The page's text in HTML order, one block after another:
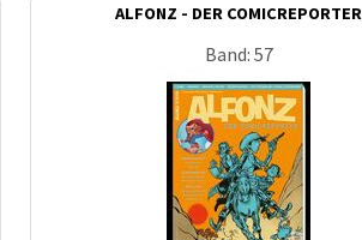
ALFONZ - DER COMICREPORTER
Band: 57